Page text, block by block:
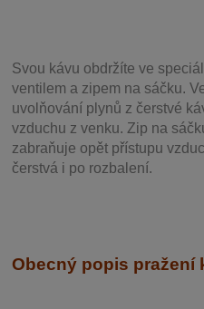
Svou kávu obdržíte ve
ventilem a zipem na sáčku.
uvolňování plynů z čerstvé
vzduchu z venku. Zip na
zabraňuje opět přístupu
čerstvá i po rozbalení.
Obecný popis pražení